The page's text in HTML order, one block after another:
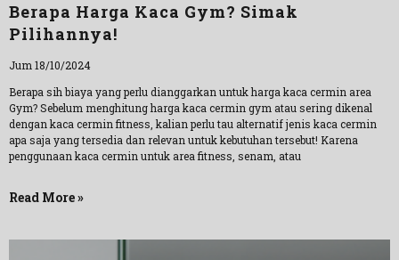
Berapa Harga Kaca Gym? Simak
Pilihannya!
Jum 18/10/2024
Berapa sih biaya yang perlu dianggarkan untuk harga kaca cermin area
Gym? Sebelum menghitung harga kaca cermin gym atau sering dikenal
dengan kaca cermin fitness, kalian perlu tau alternatif jenis kaca cermin
apa saja yang tersedia dan relevan untuk kebutuhan tersebut! Karena
penggunaan kaca cermin untuk area fitness, senam, atau
Read More »